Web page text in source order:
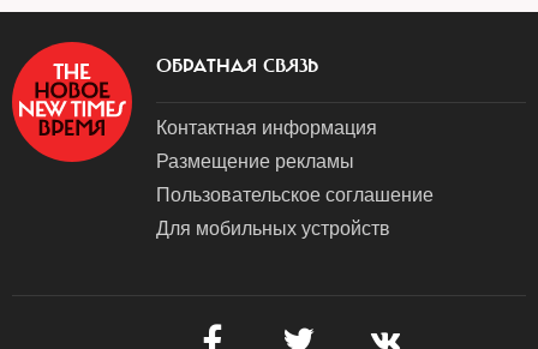
ОБРАТНАЯ СВЯЗЬ
Контактная информация
Размещение рекламы
Пользовательское соглашение
Для мобильных устройств